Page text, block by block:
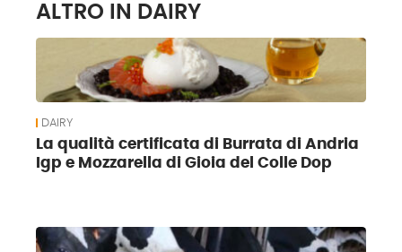
ALTRO IN DAIRY
DAIRY
La qualità certificata di Burrata di Andria
Igp e Mozzarella di Gioia del Colle Dop